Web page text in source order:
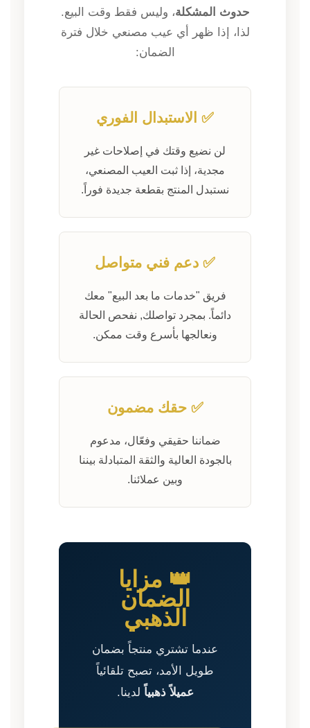
حدوث المشكلة، وليس فقط وقت البيع.
لذا، إذا ظهر أي عيب مصنعي خلال فترة
الضمان:
✅ الاستبدال الفوري
لن نضيع وقتك في إصلاحات غير
مجدية، إذا ثبت العيب المصنعي،
نستبدل المنتج بقطعة جديدة فوراً.
✅ دعم فني متواصل
فريق "خدمات ما بعد البيع" معك
دائماً. بمجرد تواصلك, نفحص الحالة
ونعالجها بأسرع وقت ممكن.
✅ حقك مضمون
ضماننا حقيقي وفعّال، مدعوم
بالجودة العالية والثقة المتبادلة بيننا
وبين عملائنا.
👑 مزايا
الضمان
الذهبي
عندما تشتري منتجاً بضمان
طويل الأمد، تصبح تلقائياً
عميلاً ذهبياً لدينا.